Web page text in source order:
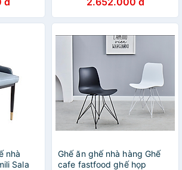
khẩu ở
tại tp hcm
nhà
Sala
Ghế ăn ghế nhà hàng Ghế
cafe fastfood ghế họp